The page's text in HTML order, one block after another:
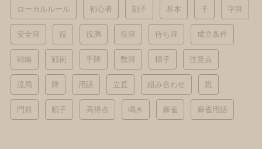
ローカルルール 初心者 刻子 基本 子 字牌
安全牌 役 役満 役牌 待ち牌 成立条件
戦略 戦術 手牌 数牌 槓子 注意点
流局 牌 用語 立直 組み合わせ 親
門前 順子 高得点 鳴き 麻雀 麻雀用語